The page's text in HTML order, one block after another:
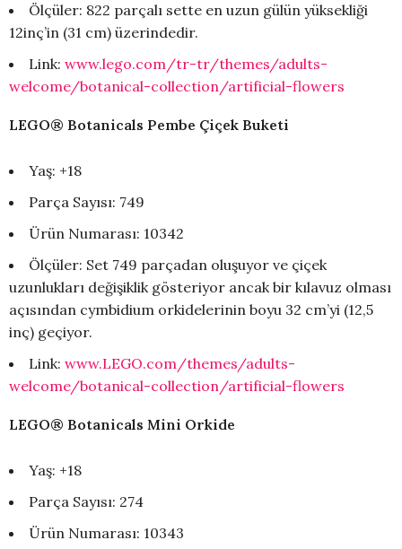
Ölçüler: 822 parçalı sette en uzun gülün yüksekliği
12inç’in (31 cm) üzerindedir.
Link: www.lego.com/tr-tr/themes/adults-
welcome/botanical-collection/artificial-flowers
LEGO® Botanicals Pembe Çiçek Buketi
Yaş: +18
Parça Sayısı: 749
Ürün Numarası: 10342
Ölçüler: Set 749 parçadan oluşuyor ve çiçek
uzunlukları değişiklik gösteriyor ancak bir kılavuz olması
açısından cymbidium orkidelerinin boyu 32 cm’yi (12,5
inç) geçiyor.
Link: www.LEGO.com/themes/adults-
welcome/botanical-collection/artificial-flowers
LEGO® Botanicals Mini Orkide
Yaş: +18
Parça Sayısı: 274
Ürün Numarası: 10343